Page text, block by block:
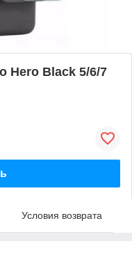
Hero Black 5/6/7
Условия возврата